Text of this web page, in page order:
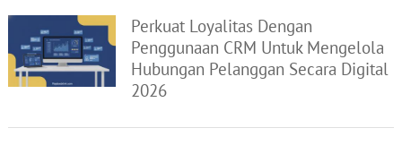
Perkuat Loyalitas Dengan
Penggunaan CRM Untuk Mengelola
Hubungan Pelanggan Secara Digital
2026